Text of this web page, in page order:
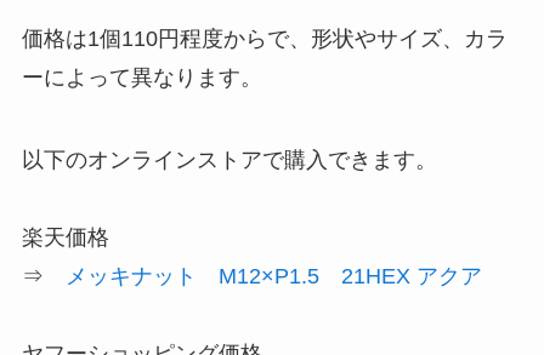
価格は1個110円程度からで、形状やサイズ、カラ
ーによって異なります。
以下のオンラインストアで購入できます。
楽天価格
⇒
メッキナット M12×P1.5 21HEX アクア